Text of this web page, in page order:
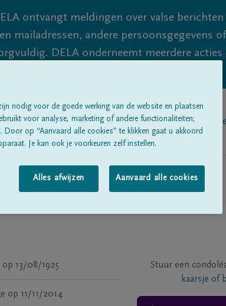
ontvangt meldingen over valse
mailadressen, andere persoonsgegevens
DELA onderneemt meerdere
dus blijf waakzaam.
Alle rouwberichten Over ons
op 13/08/1925
op 11/11/2014
Stuur een
kaarsje of
nodig voor de goede werking van de website en plaatsen
voor analyse, marketing of andere functionaliteiten;
op “Aanvaard alle cookies” te klikken gaat u akkoord
Je kan ook je voorkeuren zelf instellen.
Alles afwijzen Aanvaard alle cookies